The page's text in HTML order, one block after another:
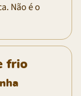
Não é o
frio